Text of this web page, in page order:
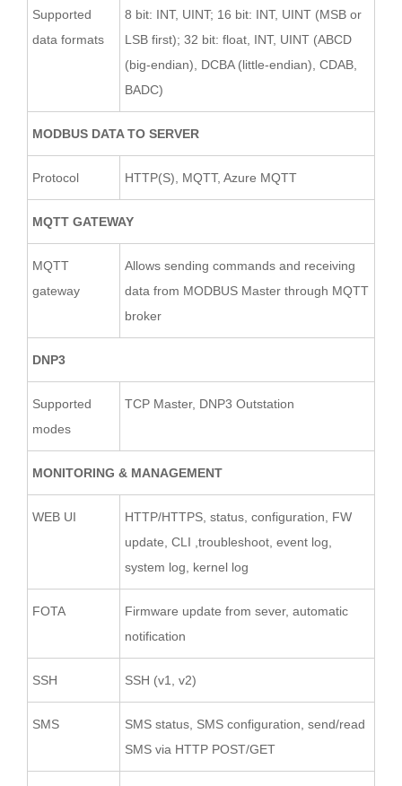
Supported
data formats
8 bit: INT, UINT; 16 bit: INT, UINT (MSB or
LSB first); 32 bit: float, INT, UINT (ABCD
(big-endian), DCBA (little-endian), CDAB,
BADC)
MODBUS DATA TO SERVER
Protocol HTTP(S), MQTT, Azure MQTT
MQTT GATEWAY
MQTT
gateway
Allows sending commands and receiving
data from MODBUS Master through MQTT
broker
DNP3
Supported
modes
TCP Master, DNP3 Outstation
MONITORING & MANAGEMENT
WEB UI
HTTP/HTTPS, status, configuration, FW
update, CLI ,troubleshoot, event log,
system log, kernel log
FOTA
Firmware update from sever, automatic
notification
SSH SSH (v1, v2)
SMS
SMS status, SMS configuration, send/read
SMS via HTTP POST/GET